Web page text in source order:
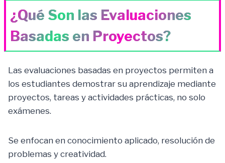
¿Qué Son las Evaluaciones
Basadas en Proyectos?
Las evaluaciones basadas en proyectos permiten a
los estudiantes demostrar su aprendizaje mediante
proyectos, tareas y actividades prácticas, no solo
exámenes.
Se enfocan en conocimiento aplicado, resolución de
problemas y creatividad.